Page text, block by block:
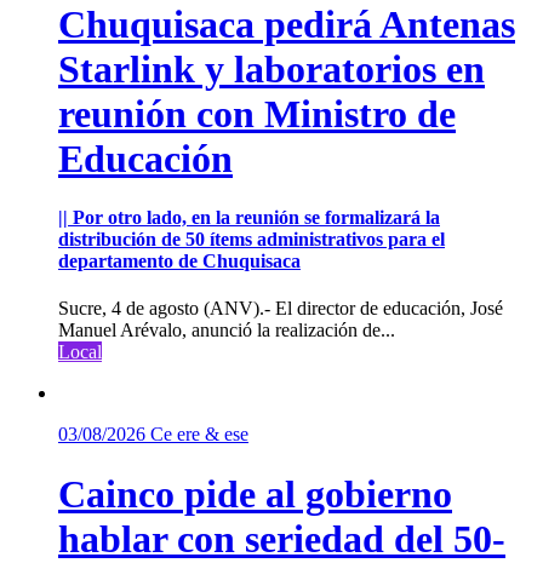
Chuquisaca pedirá Antenas
Starlink y laboratorios en
reunión con Ministro de
Educación
|| Por otro lado, en la reunión se formalizará la
distribución de 50 ítems administrativos para el
departamento de Chuquisaca
Sucre, 4 de agosto (ANV).- El director de educación, José
Manuel Arévalo, anunció la realización de...
Local
03/08/2026 Ce ere & ese
Cainco pide al gobierno
hablar con seriedad del 50-